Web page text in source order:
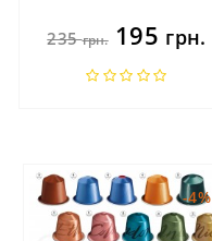
235грн.195 грн.
-4%